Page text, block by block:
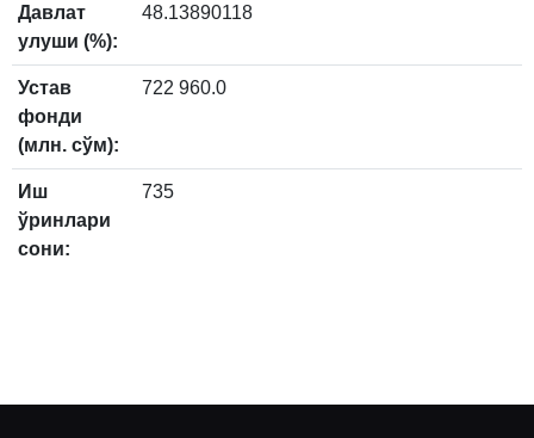
Давлат
улуши (%):
48.13890118
Устав
фонди
(млн. сўм):
722 960.0
Иш
ўринлари
сони:
735